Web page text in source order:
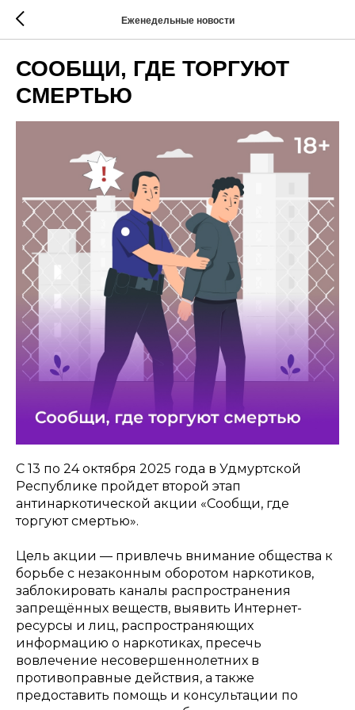
Еженедельные новости
СООБЩИ, ГДЕ ТОРГУЮТ
СМЕРТЬЮ
С 13 по 24 октября 2025 года в Удмуртской
Республике пройдет второй этап
антинаркотической акции «Сообщи, где
торгуют смертью».
Цель акции — привлечь внимание общества к
борьбе с незаконным оборотом наркотиков,
заблокировать каналы распространения
запрещённых веществ, выявить Интернет-
ресурсы и лиц, распространяющих
информацию о наркотиках, пресечь
вовлечение несовершеннолетних в
противоправные действия, а также
предоставить помощь и консультации по